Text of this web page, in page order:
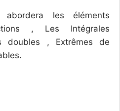
les éléments
, Les Intégrales
doubles , Extrêmes de